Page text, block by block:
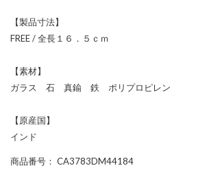
【製品寸法】
FREE / 全長１６．５ｃｍ
【素材】
ガラス 石 真鍮 鉄 ポリプロピレン
【原産国】
インド
商品番号 ： CA3783DM44184